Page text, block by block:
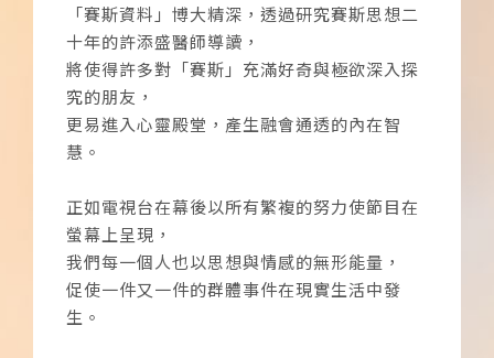
「賽斯資料」博大精深，透過研究賽斯思想二
十年的許添盛醫師導讀，
將使得許多對「賽斯」充滿好奇與極欲深入探
究的朋友，
更易進入心靈殿堂，產生融會通透的內在智
慧。
正如電視台在幕後以所有繁複的努力使節目在
螢幕上呈現，
我們每一個人也以思想與情感的無形能量，
促使一件又一件的群體事件在現實生活中發
生。